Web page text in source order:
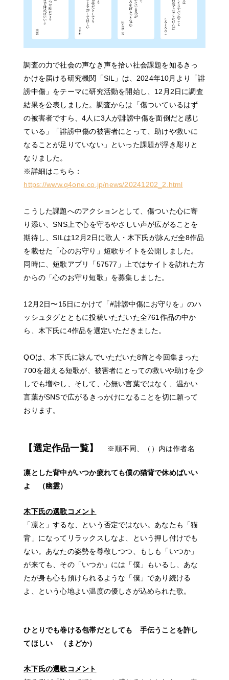
調査の力で社会の声なき声を拾い社会課題を知るきっ
かけを届ける研究機関「SIL」は、2024年10月より「誹
謗中傷」をテーマに研究活動を開始し、12月2日に調査
結果を公表しました。調査からは「傷ついているはず
の被害者ですら、4人に3人が誹謗中傷を面倒だと感じ
ている」「誹謗中傷の被害者にとって、助けや救いに
なることが足りていない」といった課題が浮き彫りと
なりました。
※詳細はこちら：
https://www.q4one.co.jp/news/20241202_2.html
こうした課題へのアクションとして、傷ついた心に寄
り添い、SNS上で心を守るやさしい声が広がることを
期待し、SILは12月2日に歌人・木下氏が詠んだ全8作品
を載せた「心のお守り」短歌サイトを公開しました。
同時に、短歌アプリ「57577」上ではサイトを訪れた方
からの「心のお守り短歌」を募集しました。
12月2日〜15日にかけて「#誹謗中傷にお守りを」のハ
ッシュタグとともに投稿いただいた全761作品の中か
ら、木下氏に4作品を選定いただきました。
QOは、木下氏に詠んでいただいた8首と今回集まった
700を超える短歌が、被害者にとっての救いや助けを少
しでも増やし、そして、心無い言葉ではなく、温かい
言葉がSNSで広がるきっかけになることを切に願って
おります。
【選定作品一覧】 ※順不同、（）内は作者名
凛とした背中がいつか疲れても僕の猫背で休めばいい
よ （幽霊）
木下氏の選歌コメント
「凛と」するな、という否定ではない。あなたも「猫
背」になってリラックスしなよ、という押し付けでも
ない。あなたの姿勢を尊敬しつつ、もしも「いつか」
が来ても、その「いつか」には「僕」もいるし、あな
たが身も心も預けられるような「僕」であり続ける
よ、という心地よい温度の優しさが込められた歌。
ひとりでも巻ける包帯だとしても 手伝うことを許し
てほしい （まどか）
木下氏の選歌コメント